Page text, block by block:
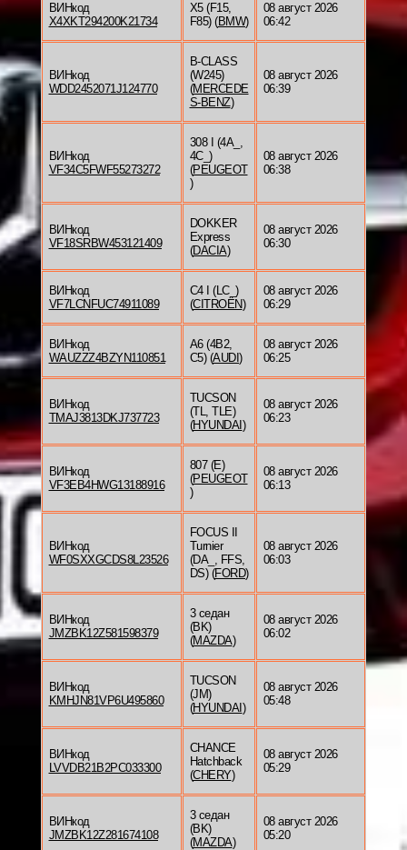
ВИНкод
X4XKT294200K21734
X5 (F15,
F85) (BMW)
08 август 2026
06:42
ВИНкод
WDD2452071J124770
B-CLASS
(W245)
(MERCEDE
S-BENZ)
08 август 2026
06:39
ВИНкод
VF34C5FWF55273272
308 I (4A_,
4C_)
(PEUGEOT
)
08 август 2026
06:38
ВИНкод
VF18SRBW453121409
DOKKER
Express
(DACIA)
08 август 2026
06:30
ВИНкод
VF7LCNFUC74911089
C4 I (LC_)
(CITROËN)
08 август 2026
06:29
ВИНкод
WAUZZZ4BZYN110851
A6 (4B2,
C5) (AUDI )
08 август 2026
06:25
ВИНкод
TMAJ3813DKJ737723
TUCSON
(TL, TLE)
(HYUNDAI )
08 август 2026
06:23
ВИНкод
VF3EB4HWG13188916
807 (E)
(PEUGEOT
)
08 август 2026
06:13
ВИНкод
WF0SXXGCDS8L23526
FOCUS II
Turnier
(DA_, FFS,
DS) (FORD)
08 август 2026
06:03
ВИНкод
JMZBK12Z581598379
3 седан
(BK)
(MAZDA)
08 август 2026
06:02
ВИНкод
KMHJN81VP6U495860
TUCSON
(JM)
(HYUNDAI )
08 август 2026
05:48
ВИНкод
LVVDB21B2PC033300
CHANCE
Hatchback
(CHERY)
08 август 2026
05:29
ВИНкод
JMZBK12Z281674108
3 седан
(BK)
(MAZDA)
08 август 2026
05:20